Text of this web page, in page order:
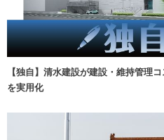
【独自】清水建設が建設・維持管理
を実用化